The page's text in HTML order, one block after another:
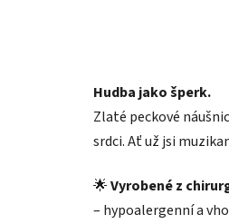
Hudba jako šperk.
Zlaté peckové
srdci. Ať už jsi
🌟Vyrobené z
– hypoalergenní a